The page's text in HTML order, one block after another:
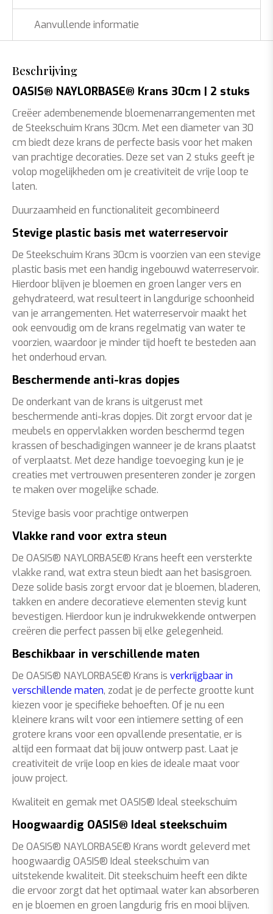
Aanvullende informatie
Beschrijving
OASIS® NAYLORBASE® Krans 30cm | 2 stuks
Creëer adembenemende bloemenarrangementen met
de Steekschuim Krans 30cm. Met een diameter van 30
cm biedt deze krans de perfecte basis voor het maken
van prachtige decoraties. Deze set van 2 stuks geeft je
volop mogelijkheden om je creativiteit de vrije loop te
laten.
Duurzaamheid en functionaliteit gecombineerd
Stevige plastic basis met waterreservoir
De Steekschuim Krans 30cm is voorzien van een stevige
plastic basis met een handig ingebouwd waterreservoir.
Hierdoor blijven je bloemen en groen langer vers en
gehydrateerd, wat resulteert in langdurige schoonheid
van je arrangementen. Het waterreservoir maakt het
ook eenvoudig om de krans regelmatig van water te
voorzien, waardoor je minder tijd hoeft te besteden aan
het onderhoud ervan.
Beschermende anti-kras dopjes
De onderkant van de krans is uitgerust met
beschermende anti-kras dopjes. Dit zorgt ervoor dat je
meubels en oppervlakken worden beschermd tegen
krassen of beschadigingen wanneer je de krans plaatst
of verplaatst. Met deze handige toevoeging kun je je
creaties met vertrouwen presenteren zonder je zorgen
te maken over mogelijke schade.
Stevige basis voor prachtige ontwerpen
Vlakke rand voor extra steun
De OASIS® NAYLORBASE® Krans heeft een versterkte
vlakke rand, wat extra steun biedt aan het basisgroen.
Deze solide basis zorgt ervoor dat je bloemen, bladeren,
takken en andere decoratieve elementen stevig kunt
bevestigen. Hierdoor kun je indrukwekkende ontwerpen
creëren die perfect passen bij elke gelegenheid.
Beschikbaar in verschillende maten
De OASIS® NAYLORBASE® Krans is verkrijgbaar in
verschillende maten, zodat je de perfecte grootte kunt
kiezen voor je specifieke behoeften. Of je nu een
kleinere krans wilt voor een intiemere setting of een
grotere krans voor een opvallende presentatie, er is
altijd een formaat dat bij jouw ontwerp past. Laat je
creativiteit de vrije loop en kies de ideale maat voor
jouw project.
Kwaliteit en gemak met OASIS® Ideal steekschuim
Hoogwaardig OASIS® Ideal steekschuim
De OASIS® NAYLORBASE® Krans wordt geleverd met
hoogwaardig OASIS® Ideal steekschuim van
uitstekende kwaliteit. Dit steekschuim heeft een dikte
die ervoor zorgt dat het optimaal water kan absorberen
en je bloemen en groen langdurig fris en mooi blijven.